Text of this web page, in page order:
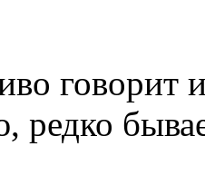
говорит
редко